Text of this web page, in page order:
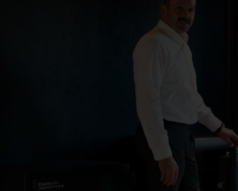
Privékluis
Datakluis